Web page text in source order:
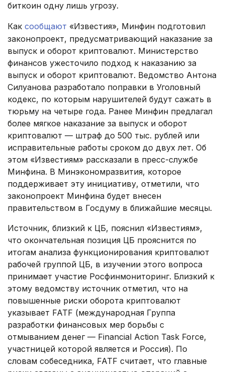
биткоин одну лишь угрозу.
Как сообщают «Известия», Минфин подготовил
законопроект, предусматривающий наказание за
выпуск и оборот криптовалют. Министерство
финансов ужесточило подход к наказанию за
выпуск и оборот криптовалют. Ведомство Антона
Силуанова разработало поправки в Уголовный
кодекс, по которым нарушителей будут сажать в
тюрьму на четыре года. Ранее Минфин предлагал
более мягкое наказание за выпуск и оборот
криптовалют — штраф до 500 тыс. руб­лей или
исправительные работы сроком до двух лет. Об
этом «Извес­тиям» рассказали в пресс-службе
Минфина. В Минэкономразвития, которое
поддерживает эту инициативу, отметили, что
законопроект Минфина будет внесен
правительством в Госдуму в ближайшие месяцы.
Источник, близкий к ЦБ, пояснил «Извес­тиям»,
что окончательная позиция ЦБ прояснится по
итогам анализа функционирования криптовалют
рабочей группой ЦБ, в изучении этого вопроса
принимает участие Росфинмониторинг. Близкий к
этому ведомству источник отметил, что на
повышенные риски оборота криптовалют
указывает FATF (международная Группа
разработки финансовых мер борьбы с
отмыванием денег — Financial Action Task Force,
участницей которой является и Россия). По
словам собеседника, FATF считает, что главные